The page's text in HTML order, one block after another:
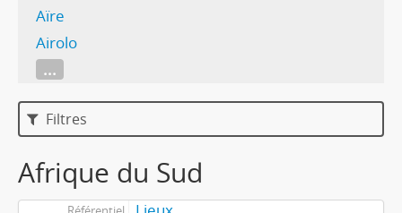
Aïre
Airolo
...
Filtres
Afrique du Sud